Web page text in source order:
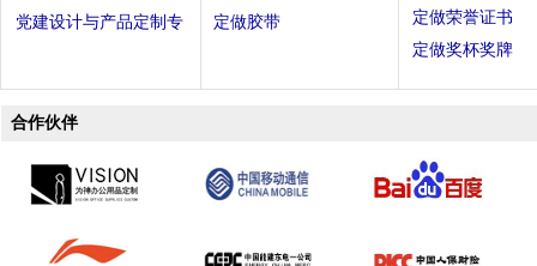
党建设计与产品定制专
定做胶带
定做荣誉证书
定做奖杯奖牌
合作伙伴